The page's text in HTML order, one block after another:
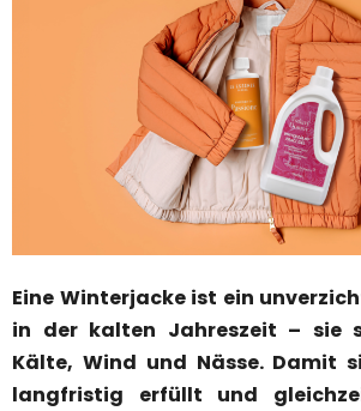
Eine Winterjacke ist ein
in der kalten Jahreszeit – sie
Kälte, Wind und Nässe. Damit
langfristig erfüllt und